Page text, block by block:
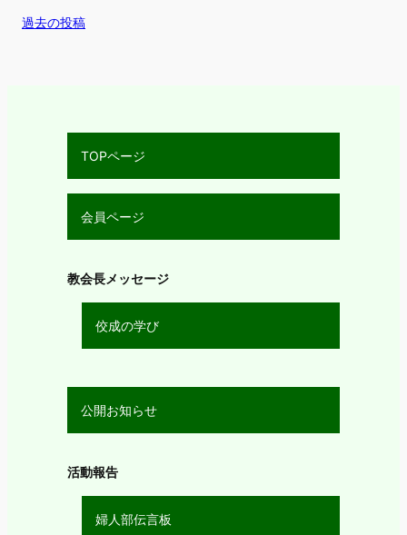
過去の投稿
TOPページ
会員ページ
教会長メッセージ
佼成の学び
公開お知らせ
活動報告
婦人部伝言板